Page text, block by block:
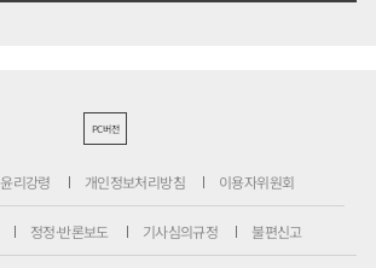
PC버전
윤리강령 개인정보처리방침 이용자위원회
정정·반론보도 기사심의규정 불편신고